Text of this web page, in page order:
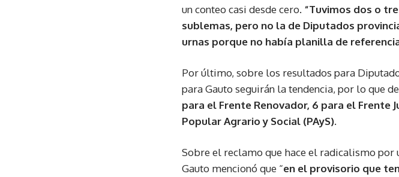
un conteo casi desde cero. “Tuvimos dos o
sublemas, pero no la de Diputados
urnas porque no había planilla de
Por último, sobre los resultados para
para Gauto seguirán la tendencia, por lo que
para el Frente Renovador, 6 para el Frente
Popular Agrario y Social (PAyS).
Sobre el reclamo que hace el radicalismo por
Gauto mencionó que “en el provisorio que